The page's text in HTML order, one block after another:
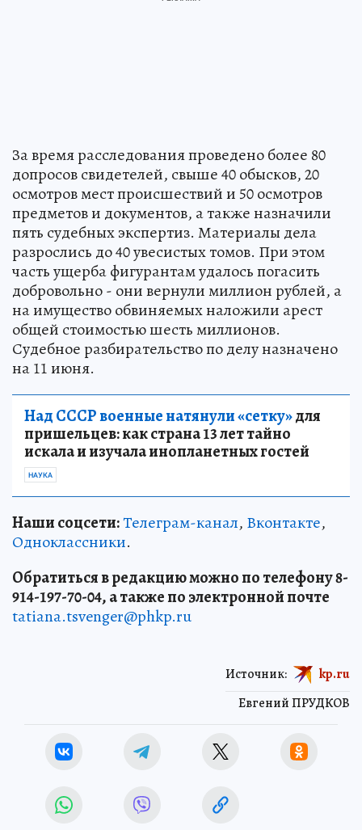
За время расследования проведено более 80
допросов свидетелей, свыше 40 обысков, 20
осмотров мест происшествий и 50 осмотров
предметов и документов, а также назначили
пять судебных экспертиз. Материалы дела
разрослись до 40 увесистых томов. При этом
часть ущерба фигурантам удалось погасить
добровольно - они вернули миллион рублей, а
на имущество обвиняемых наложили арест
общей стоимостью шесть миллионов.
Судебное разбирательство по делу назначено
на 11 июня.
Над СССР военные натянули «сетку»для
пришельцев: как страна 13 лет тайно
искала и изучала инопланетных гостей
НАУКА
Наши соцсети:Телеграм-канал, Вконтакте,
Одноклассники.
Обратиться в редакцию можно по телефону 8-
914-197-70-04, а также по электронной почте
tatiana.tsvenger@phkp.ru
Евгений ПРУДКОВ
Источник: kp.ru